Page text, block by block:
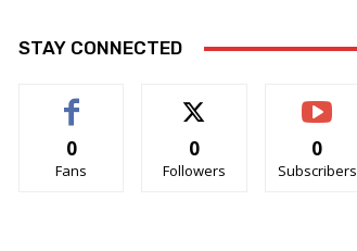
STAY CONNECTED
0
Fans
0
Followers
0
Subscribers